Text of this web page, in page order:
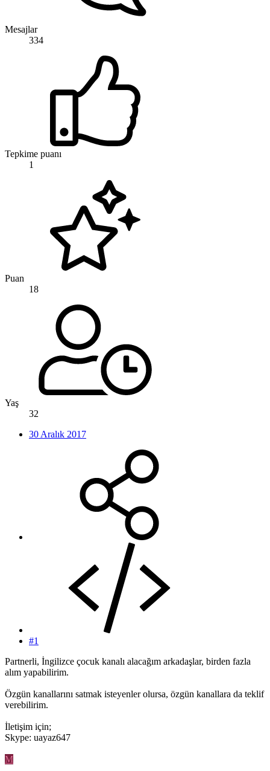
Mesajlar
334
Tepkime puanı
1
Puan
18
Yaş
32
30 Aralık 2017
#1
Partnerli, İngilizce çocuk kanalı alacağım arkadaşlar, birden fazla
alım yapabilirim.
Özgün kanallarını satmak isteyenler olursa, özgün kanallara da teklif
verebilirim.
İletişim için;
Skype: uayaz647
M